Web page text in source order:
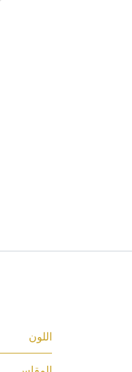
اللون